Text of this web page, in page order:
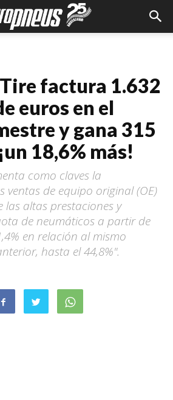
factura 1.632
euros en el
y gana 315
18,6% más!
como claves la
ventas de equipo original (OE)
las altas prestaciones y
de neumáticos a partir de
en relación al mismo
hasta el 44,8%".